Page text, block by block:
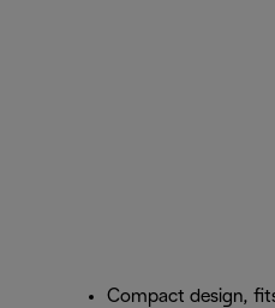
Compact design,